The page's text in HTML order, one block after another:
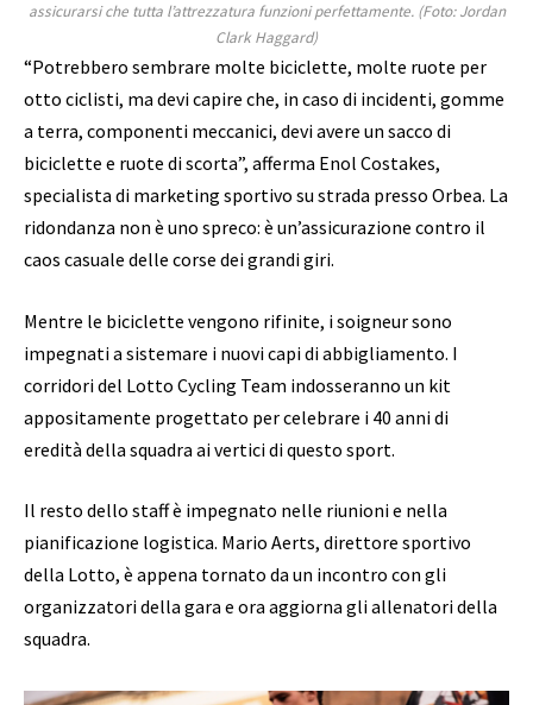
assicurarsi che tutta l’attrezzatura funzioni perfettamente.(Foto: Jordan
Clark Haggard)
“Potrebbero sembrare molte biciclette, molte ruote per
otto ciclisti, ma devi capire che, in caso di incidenti, gomme
a terra, componenti meccanici, devi avere un sacco di
biciclette e ruote di scorta”, afferma Enol Costakes,
specialista di marketing sportivo su strada presso Orbea. La
ridondanza non è uno spreco: è un’assicurazione contro il
caos casuale delle corse dei grandi giri.
Mentre le biciclette vengono rifinite, i soigneur sono
impegnati a sistemare i nuovi capi di abbigliamento. I
corridori del Lotto Cycling Team indosseranno un kit
appositamente progettato per celebrare i 40 anni di
eredità della squadra ai vertici di questo sport.
Il resto dello staff è impegnato nelle riunioni e nella
pianificazione logistica. Mario Aerts, direttore sportivo
della Lotto, è appena tornato da un incontro con gli
organizzatori della gara e ora aggiorna gli allenatori della
squadra.